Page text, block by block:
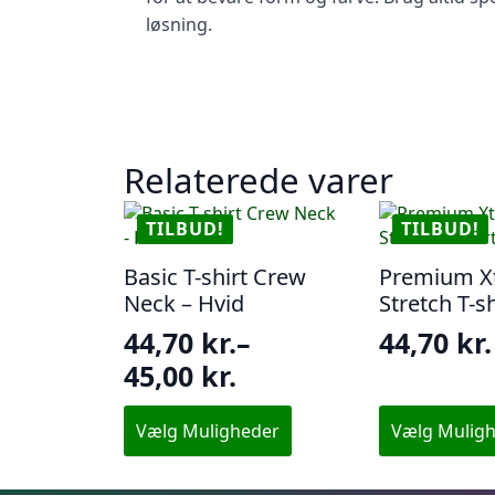
løsning.
Relaterede varer
TILBUD!
Basic T-shirt Crew
Neck – Hvid
44,70 kr.–
45,00 kr.
Prisinterval:
44,70 kr.
til
Vælg Muligheder
vare
flere
TILBUD!
Premium
Stretch T-
Den
pris
var:
44,70 kr.
Den
pris
er:
Vælg
vare
flere